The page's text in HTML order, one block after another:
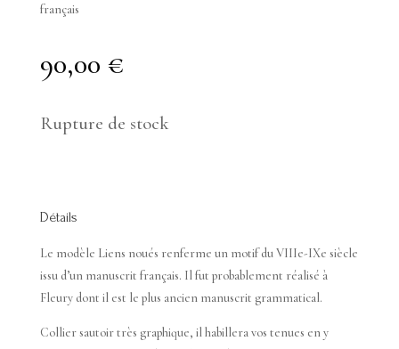
français
90,00 €
Rupture de stock
Détails
Le modèle Liens noués renferme un motif du VIIIe-IXe siècle
issu d’un manuscrit français. Il fut probablement réalisé à
Fleury dont il est le plus ancien manuscrit grammatical.
Collier sautoir très graphique, il habillera vos tenues en y